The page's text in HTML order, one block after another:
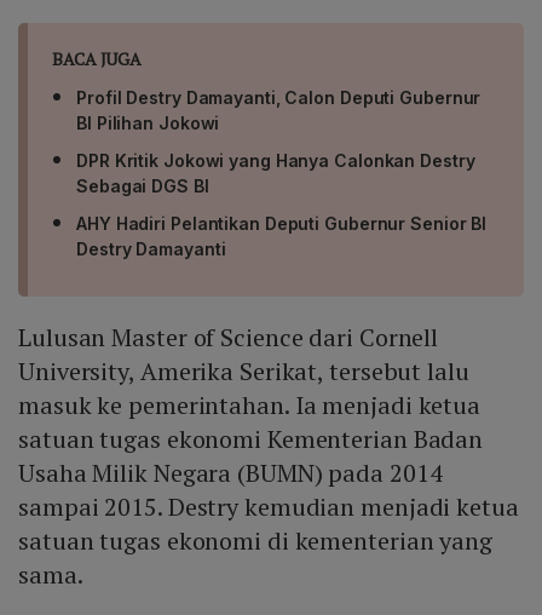
BACA JUGA
Profil Destry Damayanti, Calon Deputi Gubernur
BI Pilihan Jokowi
DPR Kritik Jokowi yang Hanya Calonkan Destry
Sebagai DGS BI
AHY Hadiri Pelantikan Deputi Gubernur Senior BI
Destry Damayanti
Lulusan Master of Science dari Cornell
University, Amerika Serikat, tersebut lalu
masuk ke pemerintahan. Ia menjadi ketua
satuan tugas ekonomi Kementerian Badan
Usaha Milik Negara (BUMN) pada 2014
sampai 2015. Destry kemudian menjadi ketua
satuan tugas ekonomi di kementerian yang
sama.